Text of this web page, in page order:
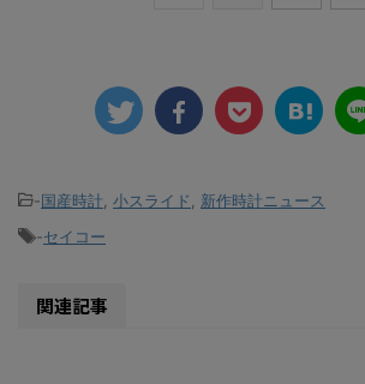
-国産時計 小スライド
新作時計ニュース
-セイコー
関連記事